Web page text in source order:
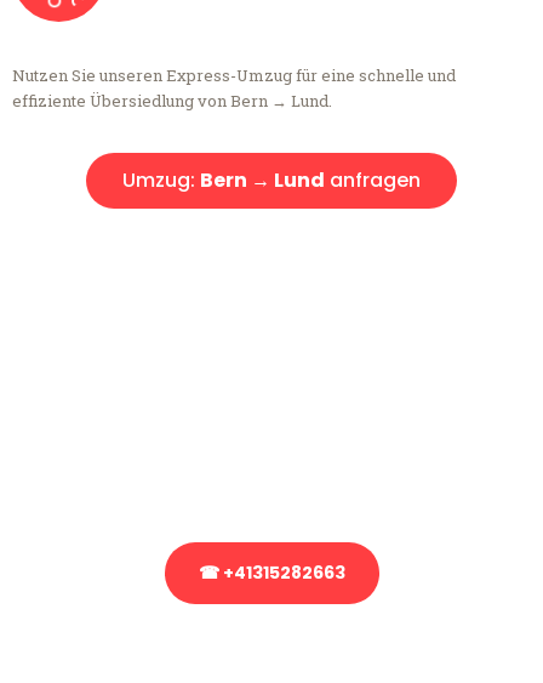
Nutzen Sie unseren Express-Umzug für eine schnelle und
effiziente Übersiedlung von Bern → Lund.
Umzug: Bern → Lund anfragen
☎ +41315282663